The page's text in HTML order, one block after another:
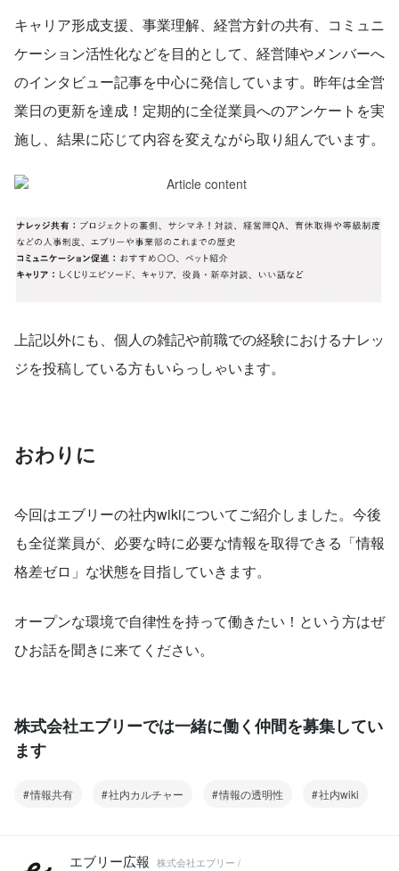
キャリア形成支援、事業理解、経営方針の共有、コミュニ
ケーション活性化などを目的として、経営陣やメンバーへ
のインタビュー記事を中心に発信しています。昨年は全営
業日の更新を達成！定期的に全従業員へのアンケートを実
施し、結果に応じて内容を変えながら取り組んでいます。
上記以外にも、個人の雑記や前職での経験におけるナレッ
ジを投稿している方もいらっしゃいます。
おわりに
今回はエブリーの社内wikiについてご紹介しました。今後
も全従業員が、必要な時に必要な情報を取得できる「情報
格差ゼロ」な状態を目指していきます。
オープンな環境で自律性を持って働きたい！という方はぜ
ひお話を聞きに来てください。
株式会社エブリーでは一緒に働く仲間を募集してい
ます
情報共有 社内カルチャー 情報の透明性 社内wiki
エブリー広報 株式会社エブリー /